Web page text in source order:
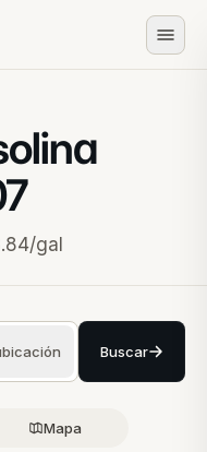
gal
Buscar
Mapa